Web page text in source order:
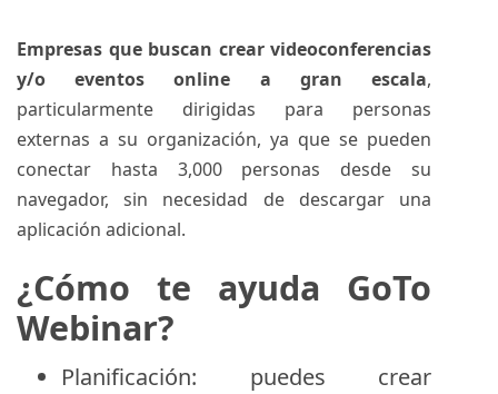
Empresas que buscan crear videoconferencias
y/o eventos online a gran escala,
particularmente dirigidas para personas
externas a su organización, ya que se pueden
conectar hasta 3,000 personas desde su
navegador, sin necesidad de descargar una
aplicación adicional.
¿Cómo te ayuda GoTo
Webinar?
Planificación: puedes crear